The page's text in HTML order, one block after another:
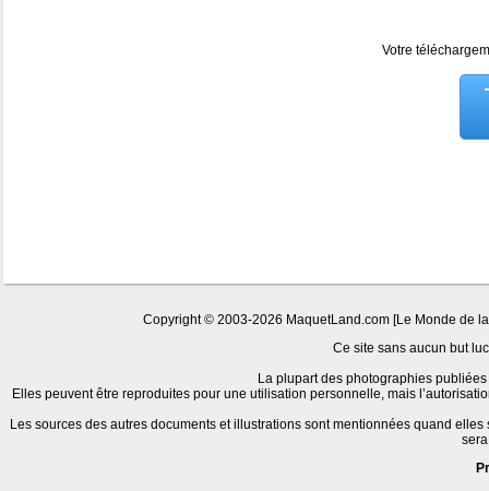
Votre
Copyright © 2003-2026 MaquetLand.com [Le Monde de
Ce site sans aucun but
La plupart des photographies
Elles peuvent être reproduites pour une utilisation personnelle, mais
Les sources des autres documents et illustrations sont mentionnées quand